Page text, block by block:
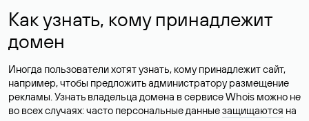
Как узнать, кому принадлежит
домен
Иногда пользователи хотят узнать, кому принадлежит сайт,
например, чтобы предложить администратору размещение
рекламы. Узнать владельца домена в сервисе Whois можно не
во всех случаях: часто персональные данныезащищаются на